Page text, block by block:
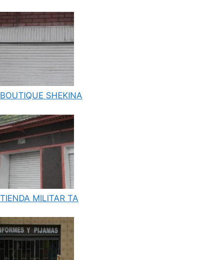
BOUTIQUE SHEKINA
TIENDA MILITAR TA